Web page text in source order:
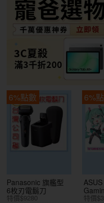
6%點數
Panasonic 旗艦型
6枚刃電鬍刀
特價$9280
6%
特價